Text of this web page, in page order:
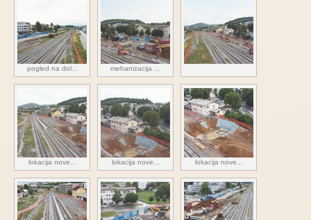
pogled na dol... mehanizacija ...
lokacija nove... lokacija nove... lokacija nove...